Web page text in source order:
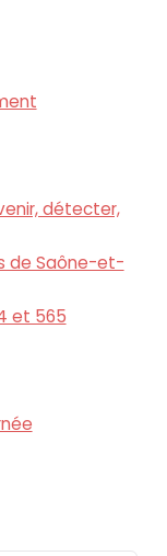
détecter,
de Saône-et-
et 565